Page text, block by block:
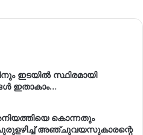
ഇടയിൽ സ്ഥിരമായി
ഇതാകാം…
കൊന്നതും
അഞ്ചുവയസുകാരന്റെ